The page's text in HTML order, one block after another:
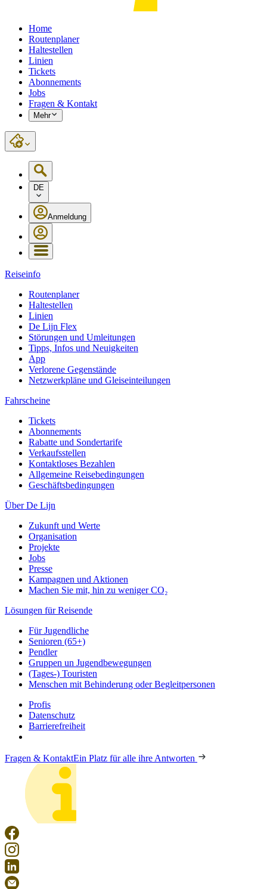
Home
Routenplaner
Haltestellen
Linien
Tickets
Abonnements
Jobs
Fragen & Kontakt
Mehr
DE
Anmeldung
Reiseinfo
Routenplaner
Haltestellen
Linien
De Lijn Flex
Störungen und Umleitungen
Tipps, Infos und Neuigkeiten
App
Verlorene Gegenstände
Netzwerkpläne und Gleiseinteilungen
Fahrscheine
Tickets
Abonnements
Rabatte und Sondertarife
Verkaufsstellen
Kontaktloses Bezahlen
Allgemeine Reisebedingungen
Geschäftsbedingungen
Über De Lijn
Zukunft und Werte
Organisation
Projekte
Jobs
Presse
Kampagnen und Aktionen
Machen Sie mit, hin zu weniger CO₂
Lösungen für Reisende
Für Jugendliche
Senioren (65+)
Pendler
Gruppen un Jugendbewegungen
(Tages-) Touristen
Menschen mit Behinderung oder Begleitpersonen
Profis
Datenschutz
Barrierefreiheit
Fragen & KontaktEin Platz für alle ihre Antworten